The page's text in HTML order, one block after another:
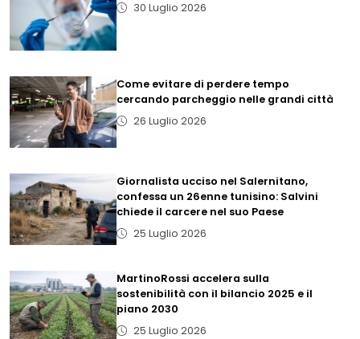
30 Luglio 2026
Come evitare di perdere tempo
cercando parcheggio nelle grandi città
26 Luglio 2026
Giornalista ucciso nel Salernitano,
confessa un 26enne tunisino: Salvini
chiede il carcere nel suo Paese
25 Luglio 2026
MartinoRossi accelera sulla
sostenibilità con il bilancio 2025 e il
piano 2030
25 Luglio 2026